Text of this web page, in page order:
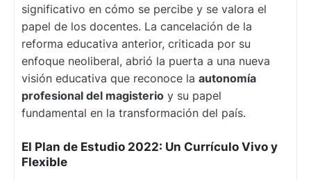
significativo en cómo se percibe y se valora el
papel de los docentes. La cancelación de la
reforma educativa anterior, criticada por su
enfoque neoliberal, abrió la puerta a una nueva
visión educativa que reconoce la autonomía
profesional del magisterio y su papel
fundamental en la transformación del país.
El Plan de Estudio 2022: Un Currículo Vivo y
Flexible